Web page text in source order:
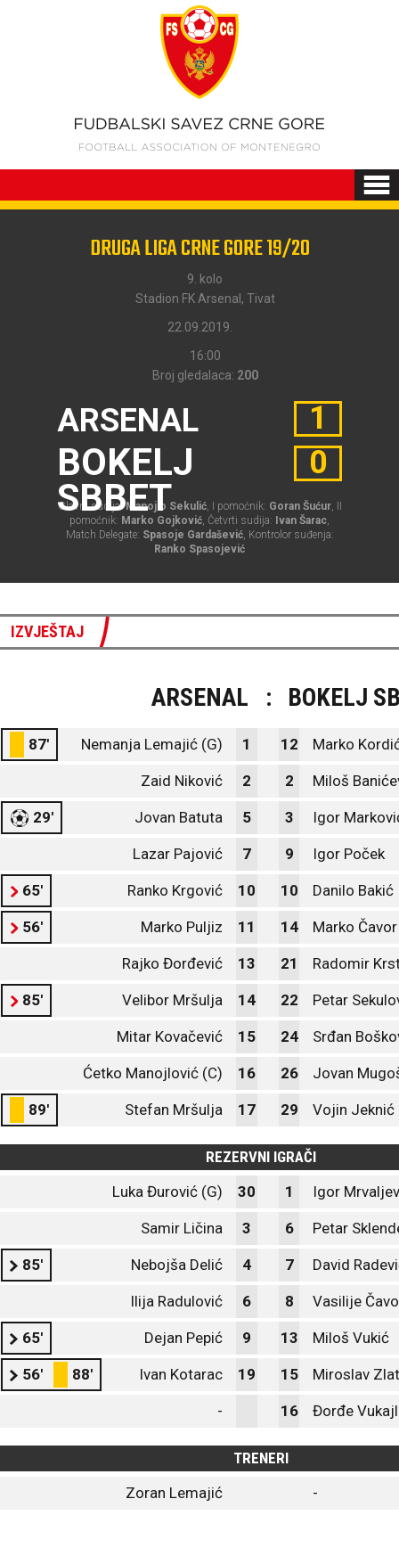
DRUGA LIGA CRNE GORE 19/20
9. kolo
Stadion FK Arsenal, Tivat
22.09.2019.
16:00
Broj gledalaca: 200
ARSENAL
BOKELJ
SBBET
1
0
Glavni sudija:Manojlo Sekulić, I pomoćnik: Goran Šućur, II
pomoćnik: Marko Gojković, Četvrti sudija: Ivan Šarac,
Match Delegate: Spasoje Gardašević, Kontrolor suđenja:
Ranko Spasojević
IZVJEŠTAJ
ARSENAL : BOKELJ
87' Nemanja Lemajić (G) 1 12 Marko
Zaid Niković 2 2 Miloš
29' Jovan Batuta 5 3 Igor
Lazar Pajović 7 9 Igor Poček
65' Ranko Krgović 10 10 Danilo Bakić
56' Marko Puljiz 11 14 Marko Čavor
Rajko Đorđević 13 21 Radomir
85' Velibor Mršulja 14 22 Petar
Mitar Kovačević 15 24 Srđan
Ćetko Manojlović (C) 16 26 Jovan
89' Stefan Mršulja 17 29 Vojin Jeknić
REZERVNI IGRAČI
Luka Đurović (G)
30 1 Igor
Samir Ličina 3 6 Petar
85' Nebojša Delić 4 7 David
Ilija Radulović 6 8 Vasilije
65' Dejan Pepić 9 13 Miloš Vukić
56' 88' Ivan Kotarac 19 15 Miroslav
- 16 Đorđe
TRENERI
Zoran Lemajić
-